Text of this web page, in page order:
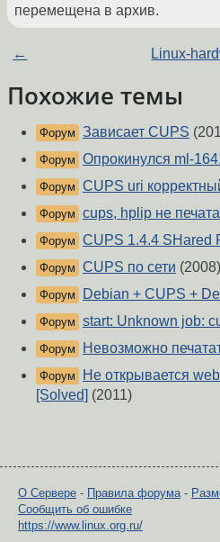
перемещена в архив.
← Linux-
Похожие темы
Форум Зависает CUPS
Форум Опрокинулся ml-
Форум CUPS uri
Форум cups, hplip не
Форум CUPS 1.4.4 SHared
Форум CUPS по сети (2008)
Форум Debian + CUPS +
Форум start: Unknown job:
Форум Невозможно
Форум
Не открывается
[Solved] (2011)
О Сервере - Правила форума-
Сообщить об ошибке
https://www.linux.org.ru/